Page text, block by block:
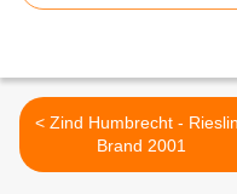
< Zind Humbrecht - Riesling
Brand 2001